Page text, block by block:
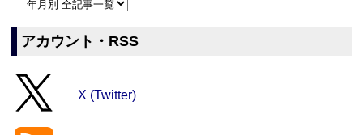
アカウント・RSS
X (Twitter)